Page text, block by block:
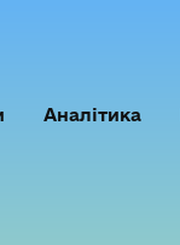
Аналітика